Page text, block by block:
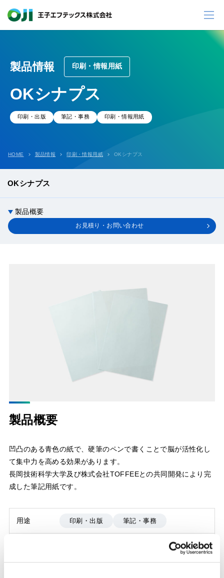
製品情報 印刷・情報用紙
OKシナプス
印刷・出版 筆記・事務 印刷・情報用紙
HOME 製品情報 印刷・情報用紙 OKシナプス
OKシナプス
製品概要
お見積り・お問い合わせ
製品概要
凹凸のある青色の紙で、硬筆のペンで書くことで脳が活性化し
て集中力を高める効果があります。
長岡技術科学大学及び株式会社TOFFEEとの共同開発により完
成した筆記用紙です。
用途 印刷・出版 筆記・事務